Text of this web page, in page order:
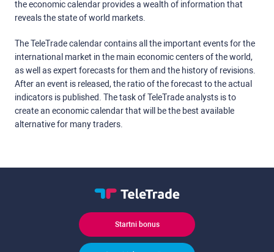
the economic calendar provides a wealth of information that
reveals the state of world markets.
The TeleTrade calendar contains all the important events for the
international market in the main economic centers of the world,
as well as expert forecasts for them and the history of revisions.
After an event is released, the ratio of the forecast to the actual
indicators is published. The task of TeleTrade analysts is to
create an economic calendar that will be the best available
alternative for many traders.
Startni bonus